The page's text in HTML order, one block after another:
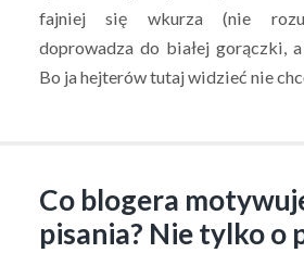
fajniej się wkurza (nie
doprowadza do białej gorączki,
Bo ja hejterów tutaj widzieć nie
Co blogera
pisania? Nie tylko o